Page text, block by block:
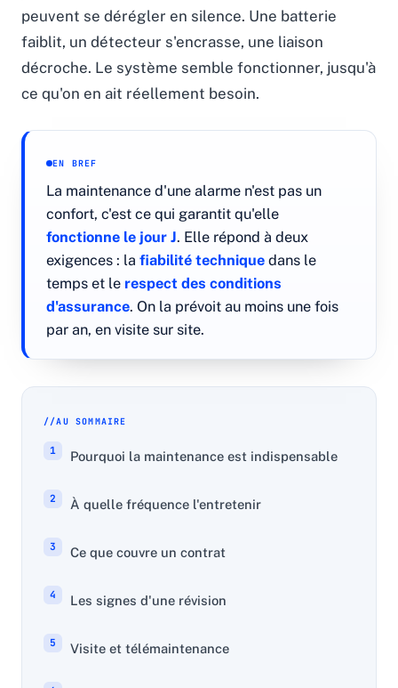
peuvent se dérégler en silence. Une batterie
faiblit, un détecteur s'encrasse, une liaison
décroche. Le système semble fonctionner, jusqu'à
ce qu'on en ait réellement besoin.
EN BREF
La maintenance d'une alarme n'est pas un
confort, c'est ce qui garantit qu'elle
fonctionne le jour J. Elle répond à deux
exigences : la fiabilité technique dans le
temps et le respect des conditions
d'assurance. On la prévoit au moins une fois
par an, en visite sur site.
AU SOMMAIRE
Pourquoi la maintenance est indispensable
À quelle fréquence l'entretenir
Ce que couvre un contrat
Les signes d'une révision
Visite et télémaintenance